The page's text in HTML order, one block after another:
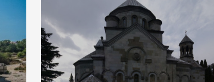
називаються «повстяками» (postaki)…” “Вино. Крим
виробляє відмінне вино і його вдосталь: воно все
легке біле і дуже […]